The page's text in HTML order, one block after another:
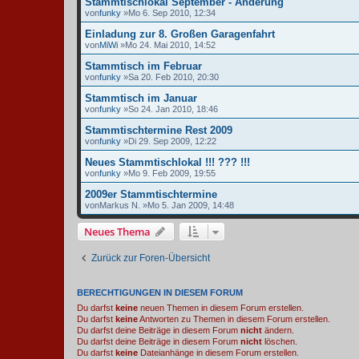
vonfunky »Mo 6. Sep 2010, 12:34
Einladung zur 8. Großen Garagenfahrt
vonMiWi »Mo 24. Mai 2010, 14:52
Stammtisch im Februar
vonfunky »Sa 20. Feb 2010, 20:30
Stammtisch im Januar
vonfunky »So 24. Jan 2010, 18:46
Stammtischtermine Rest 2009
vonfunky »Di 29. Sep 2009, 12:22
Neues Stammtischlokal !!! ??? !!!
vonfunky »Mo 9. Feb 2009, 19:55
2009er Stammtischtermine
vonMarkus N. »Mo 5. Jan 2009, 14:48
Neues Thema
Zurück zur Foren-Übersicht
BERECHTIGUNGEN IN DIESEM FORUM
Du darfst keine neuen Themen in diesem Forum erstellen.
Du darfst keineAntworten zu Themen in diesem Forum erstellen.
Du darfst deine Beiträge in diesem Forum nicht ändern.
Du darfst deine Beiträge in diesem Forum nicht löschen.
Du darfst keine Dateianhänge in diesem Forum erstellen.